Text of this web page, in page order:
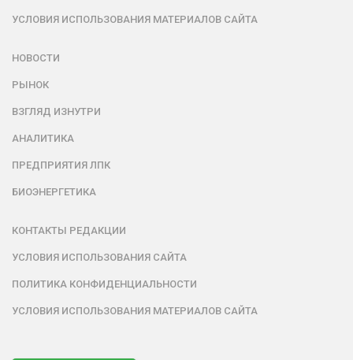
УСЛОВИЯ ИСПОЛЬЗОВАНИЯ МАТЕРИАЛОВ САЙТА
НОВОСТИ
РЫНОК
ВЗГЛЯД ИЗНУТРИ
АНАЛИТИКА
ПРЕДПРИЯТИЯ ЛПК
БИОЭНЕРГЕТИКА
КОНТАКТЫ РЕДАКЦИИ
УСЛОВИЯ ИСПОЛЬЗОВАНИЯ САЙТА
ПОЛИТИКА КОНФИДЕНЦИАЛЬНОСТИ
УСЛОВИЯ ИСПОЛЬЗОВАНИЯ МАТЕРИАЛОВ САЙТА